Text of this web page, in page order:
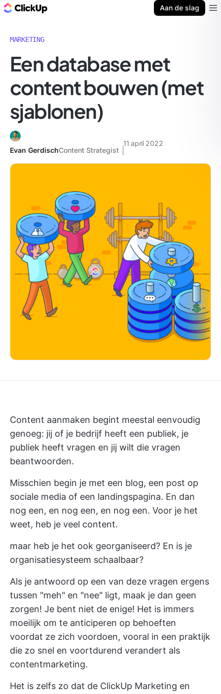
Aan de slag
MARKETING
Een database met
content bouwen (met
sjablonen)
Evan GerdischContent Strategist
11 april 2022
Content aanmaken begint meestal eenvoudig
genoeg: jij of je bedrijf heeft een publiek, je
publiek heeft vragen en jij wilt die vragen
beantwoorden.
Misschien begin je met een blog, een post op
sociale media of een landingspagina. En dan
nog een, en nog een, en nog een. Voor je het
weet, heb je veel content.
maar heb je het ook georganiseerd? En is je
organisatiesysteem schaalbaar?
Als je antwoord op een van deze vragen ergens
tussen "meh" en "nee" ligt, maak je dan geen
zorgen! Je bent niet de enige! Het is immers
moeilijk om te anticiperen op behoeften
voordat ze zich voordoen, vooral in een praktijk
die zo snel en voortdurend verandert als
contentmarketing.
Het is zelfs zo dat de ClickUp Marketing en